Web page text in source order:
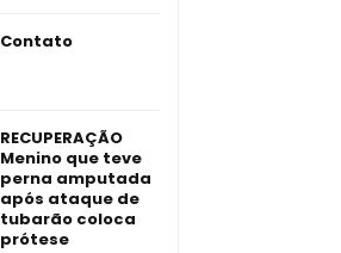
Contato
RECUPERAÇÃO
Menino que teve
perna amputada
após ataque de
tubarão coloca
prótese